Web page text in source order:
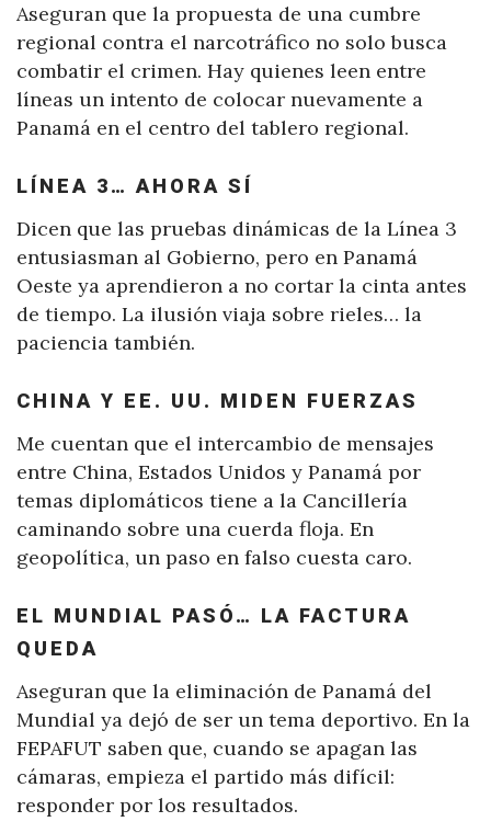
Aseguran que la propuesta de una cumbre
regional contra el narcotráfico no solo busca
combatir el crimen. Hay quienes leen entre
líneas un intento de colocar nuevamente a
Panamá en el centro del tablero regional.
LÍNEA 3… AHORA SÍ
Dicen que las pruebas dinámicas de la Línea 3
entusiasman al Gobierno, pero en Panamá
Oeste ya aprendieron a no cortar la cinta antes
de tiempo. La ilusión viaja sobre rieles… la
paciencia también.
CHINA Y EE. UU. MIDEN FUERZAS
Me cuentan que el intercambio de mensajes
entre China, Estados Unidos y Panamá por
temas diplomáticos tiene a la Cancillería
caminando sobre una cuerda floja. En
geopolítica, un paso en falso cuesta caro.
EL MUNDIAL PASÓ… LA FACTURA
QUEDA
Aseguran que la eliminación de Panamá del
Mundial ya dejó de ser un tema deportivo. En la
FEPAFUT saben que, cuando se apagan las
cámaras, empieza el partido más difícil:
responder por los resultados.